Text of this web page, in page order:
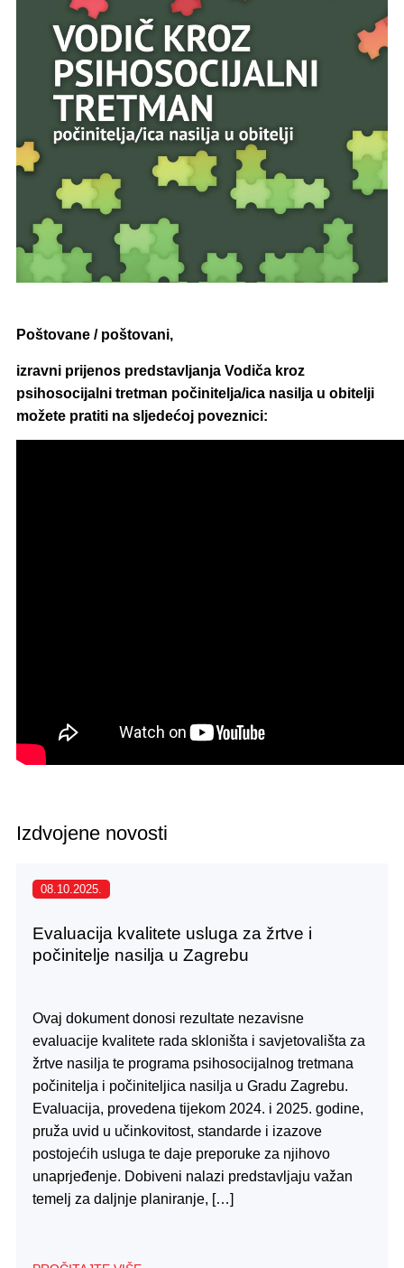
Poštovane / poštovani,
izravni prijenos predstavljanja Vodiča kroz
psihosocijalni tretman počinitelja/ica nasilja u obitelji
možete pratiti na sljedećoj poveznici:
Izdvojene novosti
08.10.2025.
Evaluacija kvalitete usluga za žrtve i
počinitelje nasilja u Zagrebu
Ovaj dokument donosi rezultate nezavisne
evaluacije kvalitete rada skloništa i savjetovališta za
žrtve nasilja te programa psihosocijalnog tretmana
počinitelja i počiniteljica nasilja u Gradu Zagrebu.
Evaluacija, provedena tijekom 2024. i 2025. godine,
pruža uvid u učinkovitost, standarde i izazove
postojećih usluga te daje preporuke za njihovo
unaprjeđenje. Dobiveni nalazi predstavljaju važan
temelj za daljnje planiranje, […]